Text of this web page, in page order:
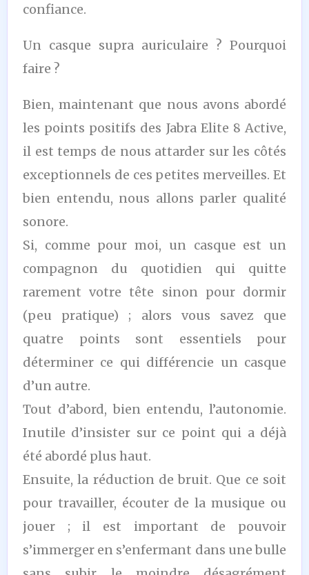
confiance.
Un casque supra auriculaire ? Pourquoi
faire ?
Bien, maintenant que nous avons abordé
les points positifs des Jabra Elite 8 Active,
il est temps de nous attarder sur les côtés
exceptionnels de ces petites merveilles. Et
bien entendu, nous allons parler qualité
sonore.
Si, comme pour moi, un casque est un
compagnon du quotidien qui quitte
rarement votre tête sinon pour dormir
(peu pratique) ; alors vous savez que
quatre points sont essentiels pour
déterminer ce qui différencie un casque
d’un autre.
Tout d’abord, bien entendu, l’autonomie.
Inutile d’insister sur ce point qui a déjà
été abordé plus haut.
Ensuite, la réduction de bruit. Que ce soit
pour travailler, écouter de la musique ou
jouer ; il est important de pouvoir
s’immerger en s’enfermant dans une bulle